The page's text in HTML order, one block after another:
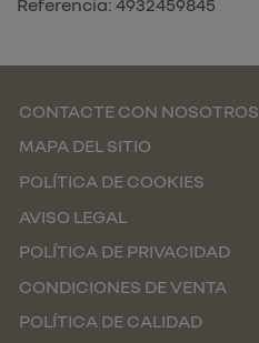
Referencia: 4932459845
CONTACTE CON NOSOTROS
MAPA DEL SITIO
POLÍTICA DE COOKIES
AVISO LEGAL
POLÍTICA DE PRIVACIDAD
CONDICIONES DE VENTA
POLÍTICA DE CALIDAD